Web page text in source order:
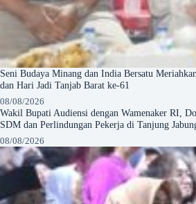
Seni Budaya Minang dan India Bersatu
dan Hari Jadi Tanjab Barat ke-61
08/08/2026
Wakil Bupati Audiensi dengan Wamenaker RI,
SDM dan Perlindungan Pekerja di Tanjung
08/08/2026